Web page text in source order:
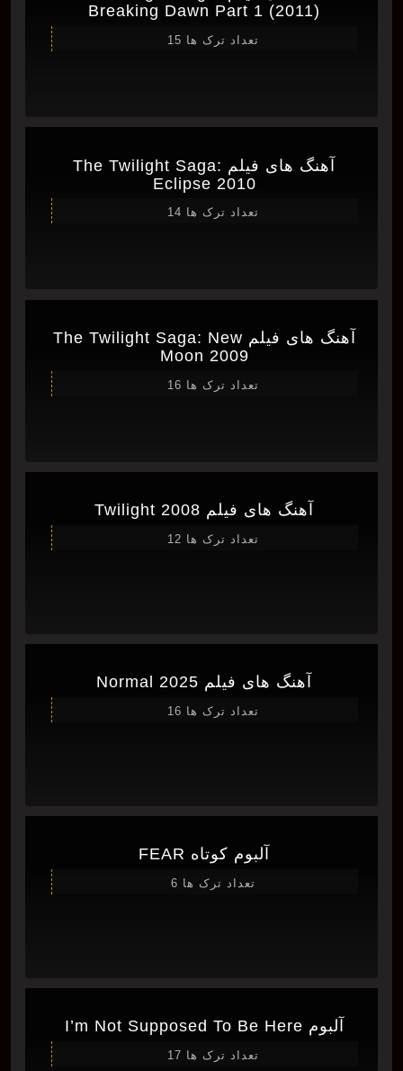
Breaking Dawn Part 1 (2011)
تعداد ترک ها 15
آهنگ های فیلم The Twilight Saga:
Eclipse 2010
تعداد ترک ها 14
آهنگ های فیلم The Twilight Saga: New
Moon 2009
تعداد ترک ها 16
آهنگ های فیلم Twilight 2008
تعداد ترک ها 12
آهنگ های فیلم Normal 2025
تعداد ترک ها 16
آلبوم کوتاه FEAR
تعداد ترک ها 6
آلبوم I’m Not Supposed To Be Here
تعداد ترک ها 17